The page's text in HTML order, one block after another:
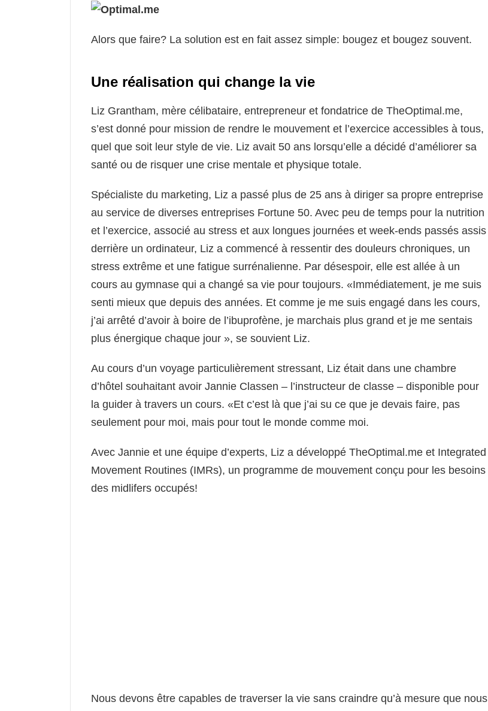
Alors que faire? La solution est en fait assez simple: bougez et bougez souvent.
Une réalisation qui change la vie
Liz Grantham, mère célibataire, entrepreneur et fondatrice de TheOptimal.me,
s’est donné pour mission de rendre le mouvement et l’exercice accessibles à tous,
quel que soit leur style de vie. Liz avait 50 ans lorsqu’elle a décidé d’améliorer sa
santé ou de risquer une crise mentale et physique totale.
Spécialiste du marketing, Liz a passé plus de 25 ans à diriger sa propre entreprise
au service de diverses entreprises Fortune 50. Avec peu de temps pour la nutrition
et l’exercice, associé au stress et aux longues journées et week-ends passés assis
derrière un ordinateur, Liz a commencé à ressentir des douleurs chroniques, un
stress extrême et une fatigue surrénalienne. Par désespoir, elle est allée à un
cours au gymnase qui a changé sa vie pour toujours. «Immédiatement, je me suis
senti mieux que depuis des années. Et comme je me suis engagé dans les cours,
j’ai arrêté d’avoir à boire de l’ibuprofène, je marchais plus grand et je me sentais
plus énergique chaque jour », se souvient Liz.
Au cours d’un voyage particulièrement stressant, Liz était dans une chambre
d’hôtel souhaitant avoir Jannie Classen – l’instructeur de classe – disponible pour
la guider à travers un cours. «Et c’est là que j’ai su ce que je devais faire, pas
seulement pour moi, mais pour tout le monde comme moi.
Avec Jannie et une équipe d’experts, Liz a développé TheOptimal.me et Integrated
Movement Routines (IMRs), un programme de mouvement conçu pour les besoins
des midlifers occupés!
Nous devons être capables de traverser la vie sans craindre qu’à mesure que nous